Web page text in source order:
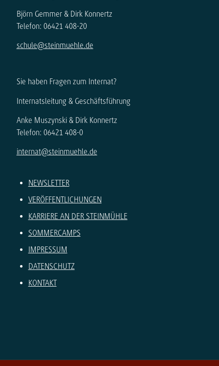
Björn Gemmer & Dirk Konnertz
Telefon: 06421 408-20
schule@steinmuehle.de
Sie haben Fragen zum Internat?
Internatsleitung & Geschäftsführung
Anke Muszynski & Dirk Konnertz
Telefon: 06421 408-0
internat@steinmuehle.de
NEWSLETTER
VERÖFFENTLICHUNGEN
KARRIERE AN DER STEINMÜHLE
SOMMERCAMPS
IMPRESSUM
DATENSCHUTZ
KONTAKT